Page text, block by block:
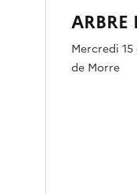
ARBRE
Mercredi 15
de Morre